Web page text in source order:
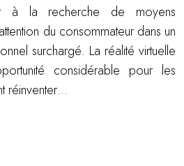
à la recherche de moyens
du consommateur dans un
surchargé. La réalité virtuelle
considérable pour les
réinventer…